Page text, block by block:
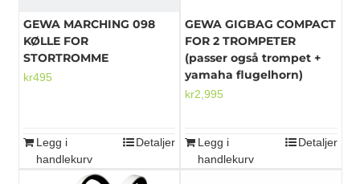
GEWA MARCHING 098
KØLLE FOR
STORTROMME
kr495
Legg i
handlekurv
Detaljer
GEWA GIGBAG COMPACT
FOR 2 TROMPETER
(passer også trompet +
yamaha flugelhorn)
kr2,995
Legg i
handlekurv
Detaljer